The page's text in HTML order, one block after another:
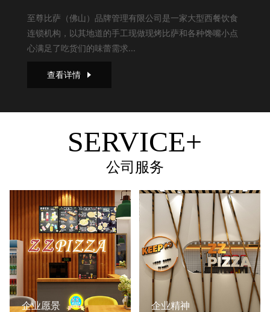
至尊比萨（佛山）品牌管理有限公司是一家大型西餐饮食
连锁机构，以其地道的手工现做现烤比萨和各种馋嘴小点
心满足了吃货们的味蕾需求...
查看详情
SERVICE+
公司服务
企业愿景 企业精神